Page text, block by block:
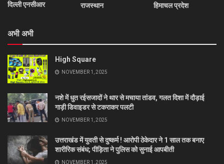
दिल्ली एनसीआर
राजस्थान
हिमाचल प्रदेश
अभी अभी
High Square
NOVEMBER 1, 2025
नशे में धुत रईसजादों ने थार से मचाया तांडव, गलत दिशा में दौड़ाई
गाड़ी डिवाइडर से टकराकर पलटी
NOVEMBER 1, 2025
उत्तराखंड में युवती से दुष्कर्म ! आरोपी ठेकेदार ने 1 साल तक बनाए
शारीरिक संबंध; पीड़िता ने पुलिस को सुनाई आपबीती
NOVEMBER 1, 2025